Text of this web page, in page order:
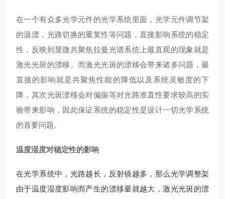
在一个有众多光学元件的光学系统里面，光学元件调节架
的温漂，光路切换的重复性等问题，直接影响系统的稳定
性，反映到显微共聚焦拉曼光谱系统上最直观的现象就是
激光光斑的漂移。而激光光斑的漂移会带来诸多问题，最
直接的影响就是共聚焦性能的降低以及系统灵敏度的下
降，其次光斑漂移会对偏振等对光路准直性要求较高的实
验带来影响，因此保证系统的稳定性是设计一切光学系统
的首要问题。
温度湿度对稳定性的影响
在光学系统中，光路越长，反射镜越多，那么光学调整架
由于温度湿度影响而产生的漂移量就越大，激光光斑的漂